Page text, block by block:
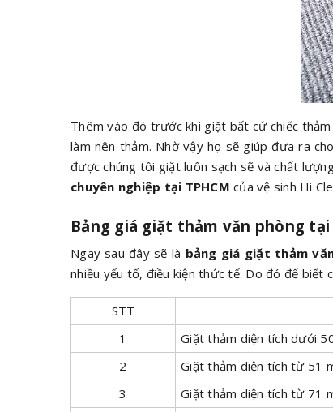
Thêm vào đó trước khi giặt bất cứ chiếc
làm nên thảm. Nhờ vậy họ sẽ giúp đưa ra
được chúng tôi giặt luôn sạch sẽ và chất
chuyên nghiệp tại TPHCM của vệ sinh Hi
Bảng giá giặt thảm văn phòng tại
Ngay sau đây sẽ là bảng giá giặt thảm
nhiều yếu tố, điều kiện thức tế. Do đó để biết
STT
1
Giặt thảm diện tích dưới
2
Giặt thảm diện tích từ 51
3
Giặt thảm diện tích từ 71